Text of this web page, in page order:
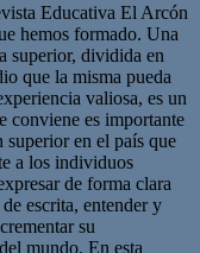
Educativa El Arcón
hemos formado. Una
superior, dividida en
que la misma pueda
valiosa, es un
conviene es importante
superior en el país que
a los individuos
de forma clara
escrita, entender y
su
mundo. En esta